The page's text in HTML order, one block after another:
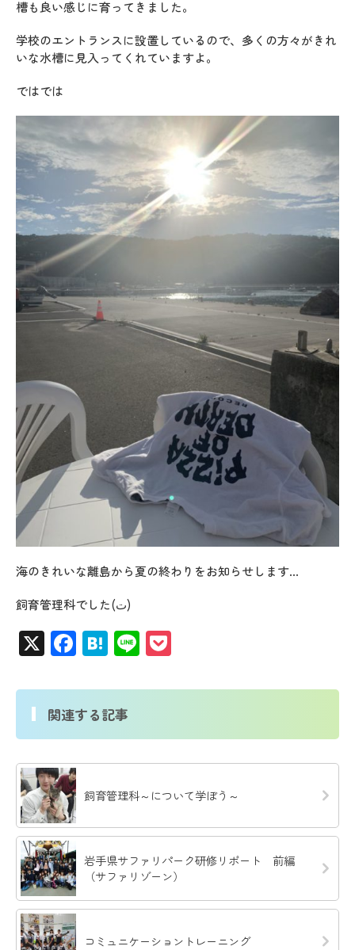
槽も良い感じに育ってきました。
学校のエントランスに設置しているので、多くの方々がきれ
いな水槽に見入ってくれていますよ。
ではでは
海のきれいな離島から夏の終わりをお知らせします…
飼育管理科でした(ت)
X Facebook
Hatena
Line
関連する記事
飼育管理科～について学ぼう～
岩手県サファリパーク研修リポート 前編
（サファリゾーン）
コミュニケーショントレーニング